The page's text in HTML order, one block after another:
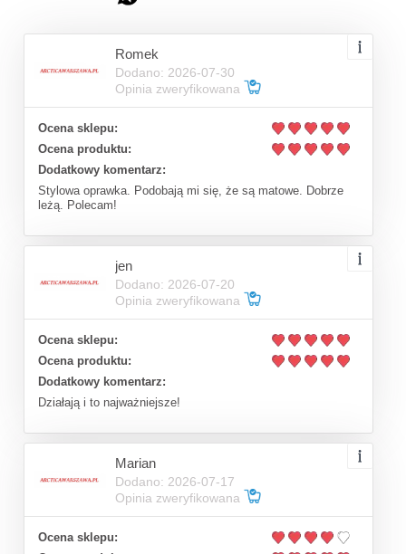
Romek
Dodano: 2026-07-30
Opinia zweryfikowana
Ocena sklepu:
Ocena produktu:
Dodatkowy komentarz:
Stylowa oprawka. Podobają mi się, że są matowe. Dobrze
leżą. Polecam!
jen
Dodano: 2026-07-20
Opinia zweryfikowana
Ocena sklepu:
Ocena produktu:
Dodatkowy komentarz:
Działają i to najważniejsze!
Marian
Dodano: 2026-07-17
Opinia zweryfikowana
Ocena sklepu: